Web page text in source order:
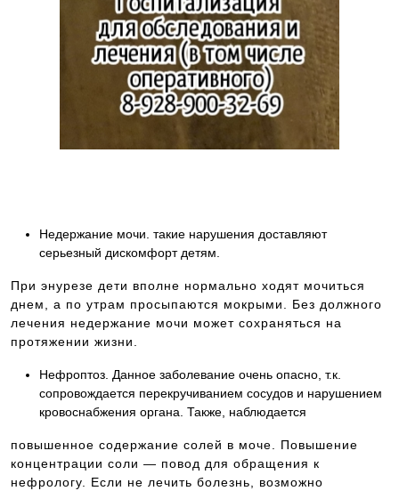
Недержание мочи. такие нарушения доставляют
серьезный дискомфорт детям.
При энурезе дети вполне нормально ходят мочиться
днем, а по утрам просыпаются мокрыми. Без должного
лечения недержание мочи может сохраняться на
протяжении жизни.
Нефроптоз. Данное заболевание очень опасно, т.к.
сопровождается перекручиванием сосудов и нарушением
кровоснабжения органа. Также, наблюдается
повышенное содержание солей в моче. Повышение
концентрации соли — повод для обращения к
нефрологу. Если не лечить болезнь, возможно